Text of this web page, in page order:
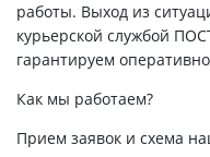
работы. Выход из
курьерской службой
гарантируем
Как мы работаем?
Прием заявок и схема